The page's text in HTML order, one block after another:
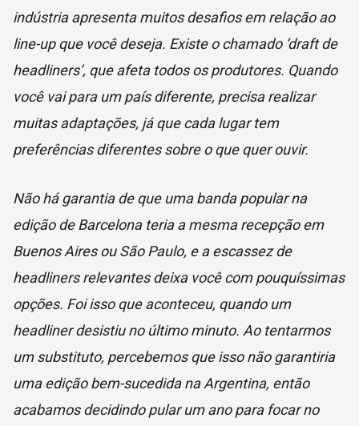
indústria apresenta muitos desafios em relação ao
line-up que você deseja. Existe o chamado ‘draft de
headliners’, que afeta todos os produtores. Quando
você vai para um país diferente, precisa realizar
muitas adaptações, já que cada lugar tem
preferências diferentes sobre o que quer ouvir.
Não há garantia de que uma banda popular na
edição de Barcelona teria a mesma recepção em
Buenos Aires ou São Paulo, e a escassez de
headliners relevantes deixa você com pouquíssimas
opções. Foi isso que aconteceu, quando um
headliner desistiu no último minuto. Ao tentarmos
um substituto, percebemos que isso não garantiria
uma edição bem-sucedida na Argentina, então
acabamos decidindo pular um ano para focar no